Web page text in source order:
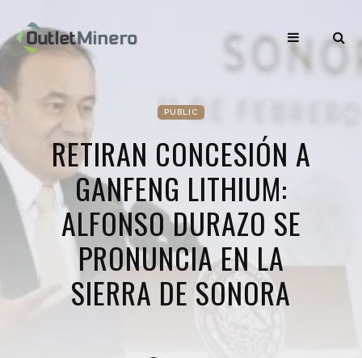
PUBLIC
RETIRAN CONCESIÓN A
GANFENG LITHIUM:
ALFONSO DURAZO SE
PRONUNCIA EN LA
SIERRA DE SONORA